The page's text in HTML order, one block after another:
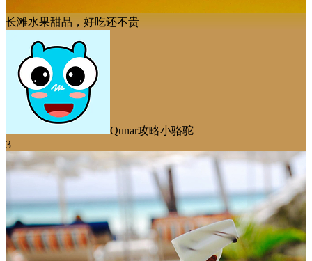
长滩水果甜品，好吃还不贵
Qunar攻略小骆驼
3